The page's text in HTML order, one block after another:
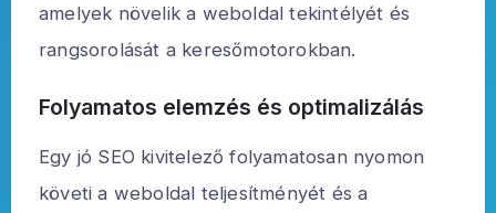
amelyek növelik a weboldal tekintélyét és
rangsorolását a keresőmotorokban.
Folyamatos elemzés és optimalizálás
Egy jó SEO kivitelező folyamatosan nyomon
követi a weboldal teljesítményét és a